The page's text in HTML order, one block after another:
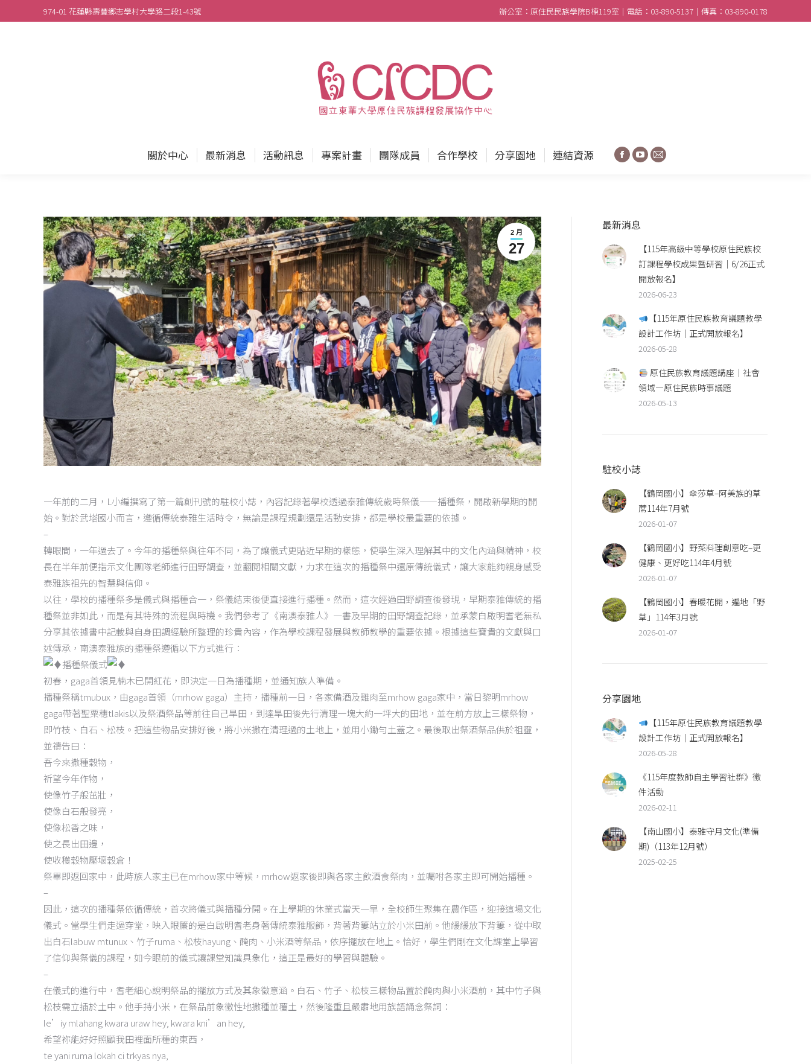
974-01 花蓮縣壽豐鄉志學村大學路二段1-43號 辦公室：原住民民族學院B棟119室｜電話：03-890-5137｜傳真：03-890-0178
關於中心 最新消息 活動訊息 專案計畫 團隊成員 合作學校 分享園地 連結資源 Facebook
YouTube
Mail
2 月
27
一年前的二月，L小編撰寫了第一篇創刊號的駐校小誌，內容記錄著學校透過泰雅傳統歲時祭儀——播種祭，開啟新學期的開
始。對於武塔國小而言，遵循傳統泰雅生活時令，無論是課程規劃還是活動安排，都是學校最重要的依據。
–
轉眼間，一年過去了。今年的播種祭與往年不同，為了讓儀式更貼近早期的樣態，使學生深入理解其中的文化內涵與精神，校
長在半年前便指示文化團隊老師進行田野調查，並翻閱相關文獻，力求在這次的播種祭中還原傳統儀式，讓大家能夠親身感受
泰雅族祖先的智慧與信仰。
以往，學校的播種祭多是儀式與播種合一，祭儀結束後便直接進行播種。然而，這次經過田野調查後發現，早期泰雅傳統的播
種祭並非如此，而是有其特殊的流程與時機。我們參考了《南澳泰雅人》一書及早期的田野調查記錄，並承蒙白啟明耆老無私
分享其依據書中記載與自身田調經驗所整理的珍貴內容，作為學校課程發展與教師教學的重要依據。根據這些寶貴的文獻與口
述傳承，南澳泰雅族的播種祭遵循以下方式進行：
播種祭儀式
初春，gaga首領見楠木已開紅花，即決定一日為播種期，並通知族人準備。
播種祭稱tmubux，由gaga首領（mrhow gaga）主持，播種前一日，各家備酒及雞肉至mrhow gaga家中，當日黎明mrhow
gaga帶著聖粟穗tlakis以及祭酒祭品等前往自己旱田，到達旱田後先行清理一塊大約一坪大的田地，並在前方放上三樣祭物，
即竹枝、白石、松枝。把這些物品安排好後，將小米撒在清理過的土地上，並用小鋤勻土蓋之。最後取出祭酒祭品供於祖靈，
並禱告曰：
吾今來撒種穀物，
祈望今年作物，
使像竹子般茁壯，
使像白石般發亮，
使像松香之味，
使之長出田邊，
使收穫穀物壓壞穀倉！
祭畢即返回家中，此時族人家主已在mrhow家中等候，mrhow返家後即與各家主飲酒食祭肉，並囑咐各家主即可開始播種。
–
因此，這次的播種祭依循傳統，首次將儀式與播種分開。在上學期的休業式當天一早，全校師生聚集在農作區，迎接這場文化
儀式。當學生們走過穿堂，映入眼簾的是白啟明耆老身著傳統泰雅服飾，背著背簍站立於小米田前。他緩緩放下背簍，從中取
出白石labuw mtunux、竹子ruma、松枝hayung、醃肉、小米酒等祭品，依序擺放在地上。恰好，學生們剛在文化課堂上學習
了信仰與祭儀的課程，如今眼前的儀式讓課堂知識具象化，這正是最好的學習與體驗。
–
在儀式的進行中，耆老細心說明祭品的擺放方式及其象徵意涵。白石、竹子、松枝三樣物品置於醃肉與小米酒前，其中竹子與
松枝需立插於土中。他手持小米，在祭品前象徵性地撒種並覆土，然後隆重且嚴肅地用族語誦念祭詞：
le’iy mlahang kwara uraw hey, kwara kni’an hey,
希望祢能好好照顧我田裡面所種的東西，
te yani ruma lokah ci trkyas nya,
最新消息
【115年高級中等學校原住民族校
訂課程學校成果暨研習｜6/26正式
開放報名】
2026-06-23
【115年原住民族教育議題教學
設計工作坊｜正式開放報名】
2026-05-28
原住民族教育議題講座｜社會
領域—原住民族時事議題
2026-05-13
駐校小誌
【鶴岡國小】傘莎草–阿美族的草
蓆114年7月號
2026-01-07
【鶴岡國小】野菜料理創意吃–更
健康、更好吃114年4月號
2026-01-07
【鶴岡國小】春暖花開，遍地「野
草」114年3月號
2026-01-07
分享園地
【115年原住民族教育議題教學
設計工作坊｜正式開放報名】
2026-05-28
《115年度教師自主學習社群》徵
件活動
2026-02-11
【南山國小】泰雅守月文化(準備
期)（113年12月號）
2025-02-25
關於中心 最新消息 活動訊息 專案計畫 團隊成員 合作學校 分享園地 連結資源